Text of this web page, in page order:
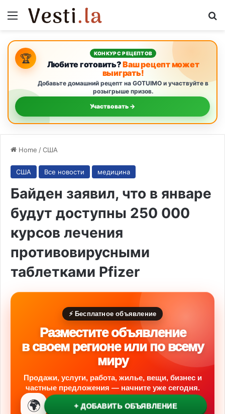
Menu
🏆 КОНКУРС РЕЦЕПТОВ
Любите готовить?Ваш рецепт может
выиграть!
Добавьте домашний рецепт на GOTUIMO и участвуйте в
розыгрыше призов.
Участвовать →
Home /США
США Все новости медицина
Байден заявил, что в январе
будут доступны 250 000
курсов лечения
противовирусными
таблетками Pfizer
⚡ Бесплатное объявление
Разместите объявление
в своем регионе или по всему
миру
Продажи, услуги, работа, жилье, вещи, бизнес и
частные предложения — начните уже сегодня.
🌍 + ДОБАВИТЬ ОБЪЯВЛЕНИЕ